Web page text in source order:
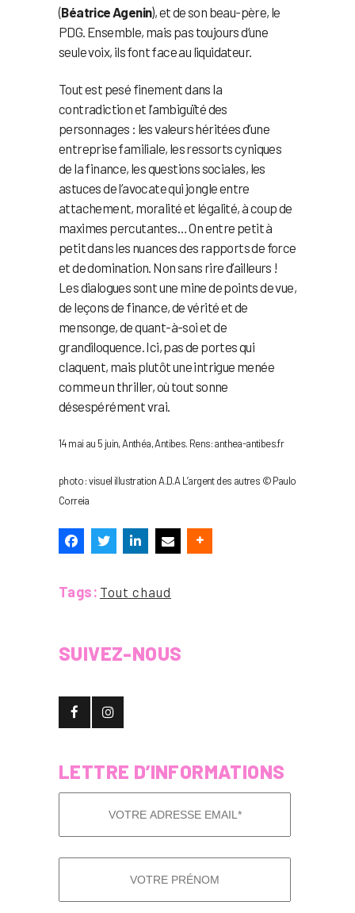
(Béatrice Agenin), et de son beau-père, le
PDG. Ensemble, mais pas toujours d’une
seule voix, ils font face au liquidateur.
Tout est pesé finement dans la
contradiction et l’ambiguïté des
personnages : les valeurs héritées d’une
entreprise familiale, les ressorts cyniques
de la finance, les questions sociales, les
astuces de l’avocate qui jongle entre
attachement, moralité et légalité, à coup de
maximes percutantes… On entre petit à
petit dans les nuances des rapports de force
et de domination. Non sans rire d’ailleurs !
Les dialogues sont une mine de points de vue,
de leçons de finance, de vérité et de
mensonge, de quant-à-soi et de
grandiloquence. Ici, pas de portes qui
claquent, mais plutôt une intrigue menée
comme un thriller, où tout sonne
désespérément vrai.
14 mai au 5 juin, Anthéa, Antibes. Rens: anthea-antibes.fr
photo : visuel illustration A.D.A L’argent des autres © Paulo
Correia
Tags: Tout chaud
SUIVEZ-NOUS
LETTRE D’INFORMATIONS